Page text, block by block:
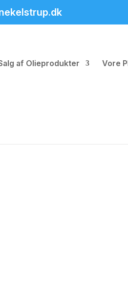
af Olieprodukter Vore